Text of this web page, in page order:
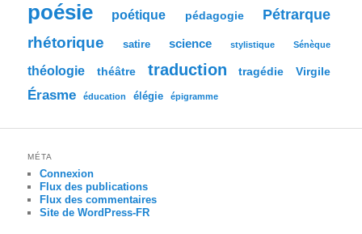
poésie poétique pédagogie Pétrarque
rhétorique satire science stylistique Sénèque
théologie théâtre traduction tragédie Virgile
Érasme éducation élégie épigramme
MÉTA
Connexion
Flux des publications
Flux des commentaires
Site de WordPress-FR